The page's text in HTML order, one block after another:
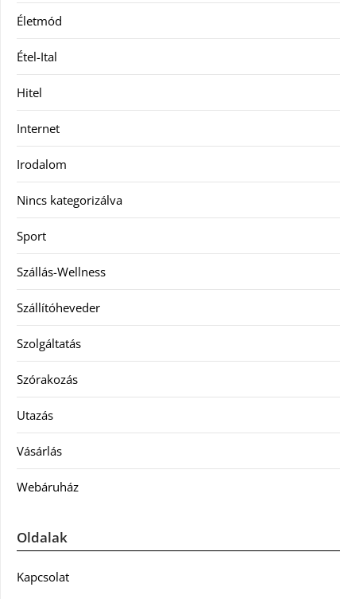
Életmód
Étel-Ital
Hitel
Internet
Irodalom
Nincs kategorizálva
Sport
Szállás-Wellness
Szállítóheveder
Szolgáltatás
Szórakozás
Utazás
Vásárlás
Webáruház
Oldalak
Kapcsolat